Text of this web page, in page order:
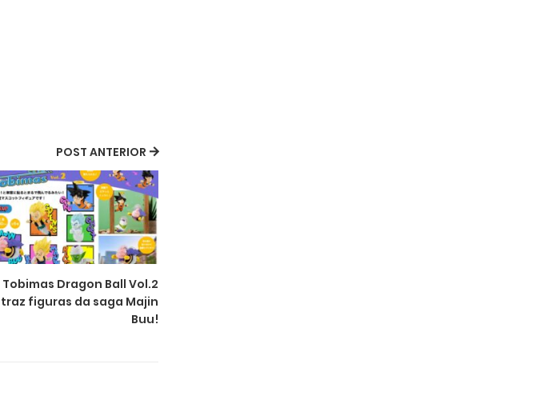
POST ANTERIOR
Tobimas Dragon Ball Vol.2
traz figuras da saga Majin
Buu!